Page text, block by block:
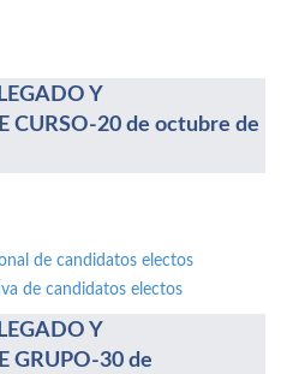
Y
CURSO-20 de octubre de
de candidatos electos
de candidatos electos
Y
GRUPO-30 de